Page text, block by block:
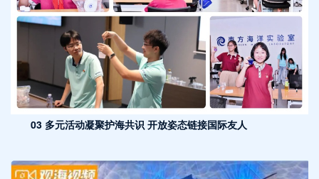
03 多元活动凝聚护海共识 开放姿态链接国际友人